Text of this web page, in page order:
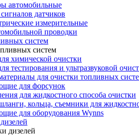
автомобильные
датчиков
измерительные
проводки
систем
химической очистки
тестирования и ультразвуковой
для очистки топливных
для форсунок
для жидкостного способа очистки
кольца, съемники для
для оборудования Wynns